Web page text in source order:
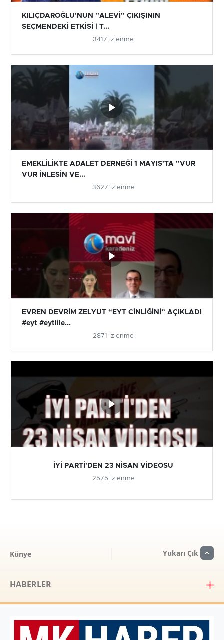
KILIÇDAROĞLU'NUN ''ALEVİ'' ÇIKIŞININ
SEÇMENDEKİ ETKİSİ | T...
3417 İzlenme
EMEKLİLİKTE ADALET DERNEĞİ 1 MAYIS'TA ''VUR
VUR İNLESİN VE...
3627 İzlenme
EVREN DEVRİM ZELYUT “EYT CİNLİĞİNİ” AÇIKLADI
#eyt #eytlile...
2871 İzlenme
İYİ PARTİ'DEN 23 NİSAN VİDEOSU
2575 İzlenme
Künye Yukarı Çık
HABERLER